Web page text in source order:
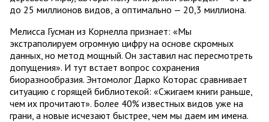
до 25 миллионов видов, а оптимально — 20,3 миллиона.
Мелисса Гусман из Корнелла признает: «Мы
экстраполируем огромную цифру на основе скромных
данных, но метод мощный. Он заставил нас пересмотреть
допущения». И тут встает вопрос сохранения
биоразнообразия. Энтомолог Дарко Которас сравнивает
ситуацию с горящей библиотекой: «Сжигаем книги раньше,
чем их прочитают». Более 40% известных видов уже на
грани, а новые исчезают быстрее, чем мы даем им имена.